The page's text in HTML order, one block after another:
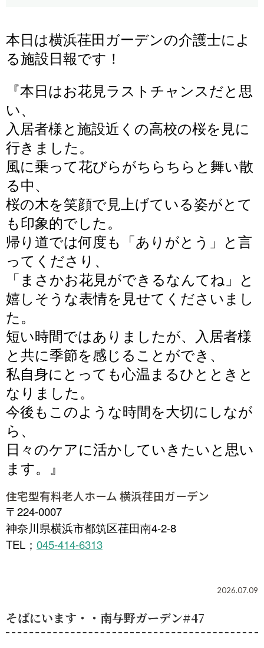
本日は横浜荏田ガーデンの介護士によ
る施設日報です！
『本日はお花見ラストチャンスだと思
い、
入居者様と施設近くの高校の桜を見に
行きました。
風に乗って花びらがちらちらと舞い散
る中、
桜の木を笑顔で見上げている姿がとて
も印象的でした。
帰り道では何度も「ありがとう」と言
ってくださり、
「まさかお花見ができるなんてね」と
嬉しそうな表情を見せて くださいまし
た。
短い時間ではありましたが、入居者様
と共に季節を感じることができ、
私自身にとっても心温まるひとときと
なりました。
今後もこのような時間を大切にしなが
ら、
日 々のケアに活かしていきたいと 思い
ます。』
住宅型有料老人ホーム 横浜荏田ガーデン
〒224-0007
神奈川県横浜市都筑区荏田南4-2-8
TEL ； 045-414-6313
2026.07.09
そばにいます・・南与野ガーデン#47